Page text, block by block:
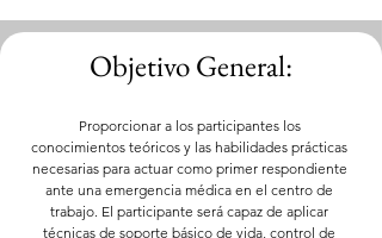
Objetivo General:
Proporcionar a los participantes los
conocimientos teóricos y las habilidades prácticas
necesarias para actuar como primer respondiente
ante una emergencia médica en el centro de
trabajo. El participante será capaz de aplicar
técnicas de soporte básico de vida, control de